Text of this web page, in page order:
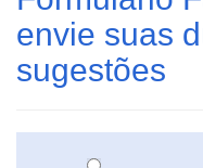
envie suas
sugestões